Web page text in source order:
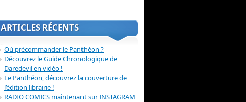
ARTICLES RÉCENTS
Où précommander le Panthéon ?
Découvrez le Guide Chronologique de
Daredevil en vidéo !
Le Panthéon, découvrez la couverture de
l’édition librairie !
RADIO COMICS maintenant sur INSTAGRAM